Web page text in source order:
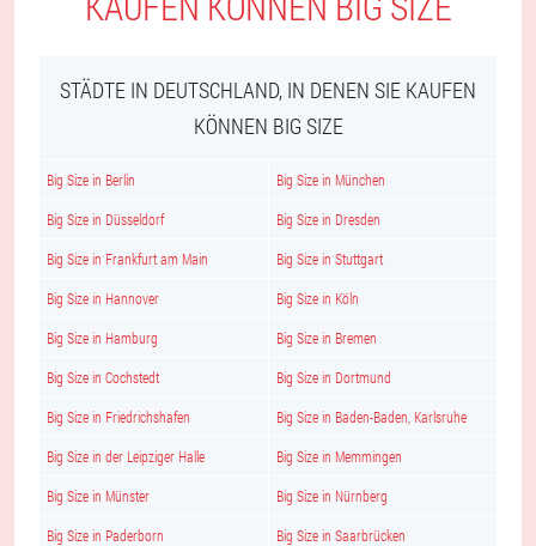
STÄDTE IN DEUTSCHLAND, IN DENEN SIE KAUFEN
KÖNNEN BIG SIZE
Big Size in Berlin Big Size in München
Big Size in Düsseldorf Big Size in Dresden
Big Size in Frankfurt am Main Big Size in Stuttgart
Big Size in Hannover Big Size in Köln
Big Size in Hamburg Big Size in Bremen
Big Size in Cochstedt Big Size in Dortmund
Big Size in Friedrichshafen Big Size in Baden-Baden, Karlsruhe
Big Size in der Leipziger Halle Big Size in Memmingen
Big Size in Münster Big Size in Nürnberg
Big Size in Paderborn Big Size in Saarbrücken